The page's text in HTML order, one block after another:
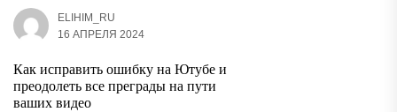
ELIHIM_RU
16 АПРЕЛЯ 2024
Как исправить ошибку на Ютубе и
преодолеть все преграды на пути
ваших видео